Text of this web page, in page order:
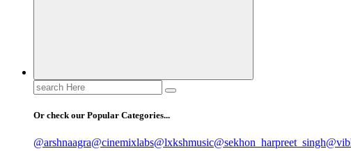
Search
for:
Or check our Popular Categories...
@arshnaagra@cinemixlabs@lxkshmusic@sekhon_harpreet_singh